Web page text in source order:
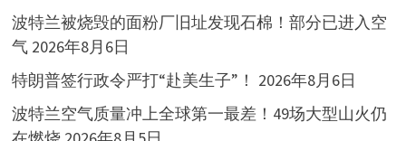
波特兰被烧毁的面粉厂旧址发现石棉！部分已进入空
气 2026年8月6日
特朗普签行政令严打“赴美生子”！ 2026年8月6日
波特兰空气质量冲上全球第一最差！49场大型山火仍